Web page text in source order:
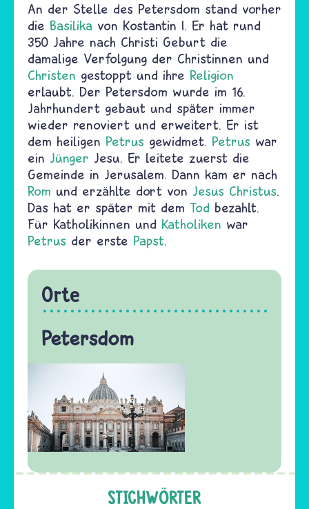
An der Stelle des Petersdom stand vorher
die Basilika von Kostantin I. Er hat rund
350 Jahre nach Christi Geburt die
damalige Verfolgung der Christinnen und
Christen gestoppt und ihre Religion
erlaubt. Der Petersdom wurde im 16.
Jahrhundert gebaut und später immer
wieder renoviert und erweitert. Er ist
dem heiligen Petrus gewidmet. Petrus war
ein Jünger Jesu. Er leitete zuerst die
Gemeinde in Jerusalem. Dann kam er nach
Rom und erzählte dort von Jesus Christus.
Das hat er später mit dem Tod bezahlt.
Für Katholikinnen und Katholiken war
Petrus der erste Papst.
Orte
Petersdom
STICHWÖRTER